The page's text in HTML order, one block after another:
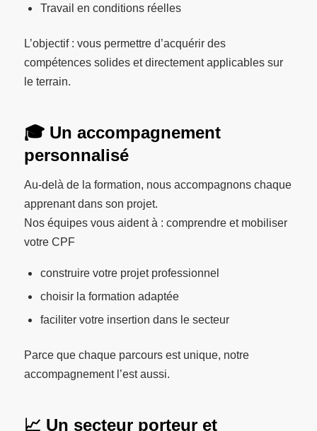
Travail en conditions réelles
L’objectif : vous permettre d’acquérir des
compétences solides et directement applicables sur
le terrain.
🎓 Un accompagnement
personnalisé
Au-delà de la formation, nous accompagnons chaque
apprenant dans son projet.
Nos équipes vous aident à : comprendre et mobiliser
votre CPF
construire votre projet professionnel
choisir la formation adaptée
faciliter votre insertion dans le secteur
Parce que chaque parcours est unique, notre
accompagnement l’est aussi.
📈 Un secteur porteur et